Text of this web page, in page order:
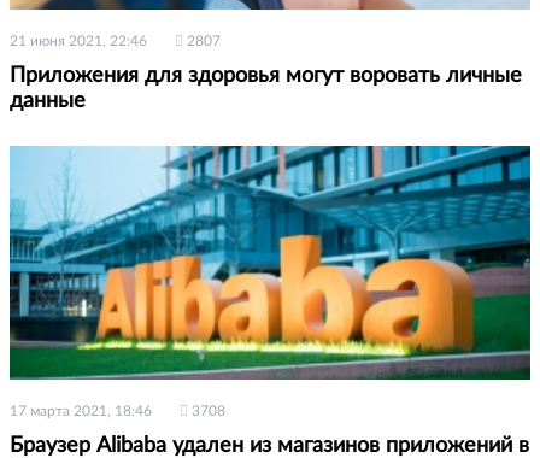
21 июня 2021, 22:46 2807
Приложения для здоровья могут воровать личные
данные
17 марта 2021, 18:46 3708
Браузер Alibaba удален из магазинов приложений в